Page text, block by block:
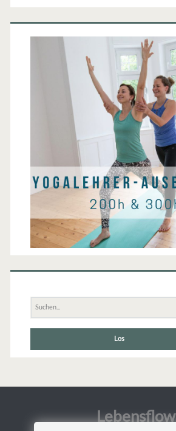
Suche
nach:
Lebensflow